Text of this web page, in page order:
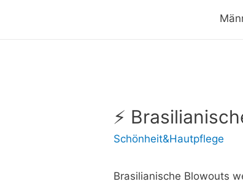
⚡
Schönheit&Hautpflege
Brasilianische Blowouts